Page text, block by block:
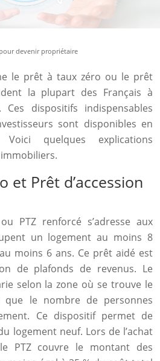
devenir propriétaire
le prêt à taux zéro ou le prêt
la plupart des Français à
dispositifs indispensables
sont disponibles en
Voici quelques explications
et Prêt d’accession
PTZ renforcé s’adresse aux
un logement au moins 8
moins 6 ans. Ce prêt aidé est
de plafonds de revenus. Le
selon la zone où se trouve le
que le nombre de personnes
Ce dispositif permet de
logement neuf. Lors de l’achat
PTZ couvre le montant des